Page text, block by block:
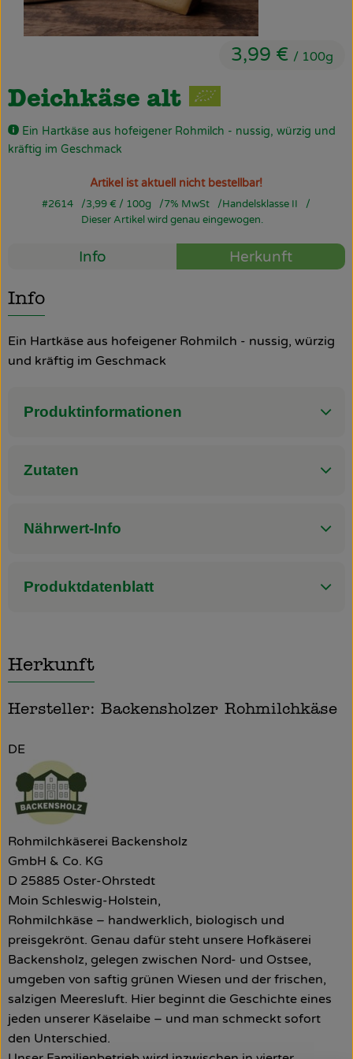
Obst & Gemüse
Tiefkühlprodukte
Naturwaren
Firmenkunden
Schulen & Kitas
Über uns
Deichkäse alt
Ein Hartkäse aus hofeigener Rohmilch - nussig, würzig und
kräftig im Geschmack
3,99 € / 100g
Artikel ist aktuell nicht bestellbar!
#2614 3,99 €/ 100g 7% MwSt
Handelsklasse II
Dieser Artikel wird genau eingewogen.
Info Herkunft
Info
Ein Hartkäse aus hofeigener Rohmilch - nussig, würzig
und kräftig im Geschmack
Produktinformationen
Zutaten
Nährwert-Info
Produktdatenblatt
Herkunft
Hersteller: Backensholzer Rohmilchkäse
DE
Rohmilchkäserei Backensholz
GmbH & Co. KG
D 25885 Oster-Ohrstedt
Moin Schleswig-Holstein,
Rohmilchkäse – handwerklich, biologisch und
preisgekrönt. Genau dafür steht unsere Hofkäserei
Backensholz, gelegen zwischen Nord- und Ostsee,
umgeben von saftig grünen Wiesen und der frischen,
salzigen Meeresluft. Hier beginnt die Geschichte eines
jeden unserer Käselaibe – und man schmeckt sofort
den Unterschied.